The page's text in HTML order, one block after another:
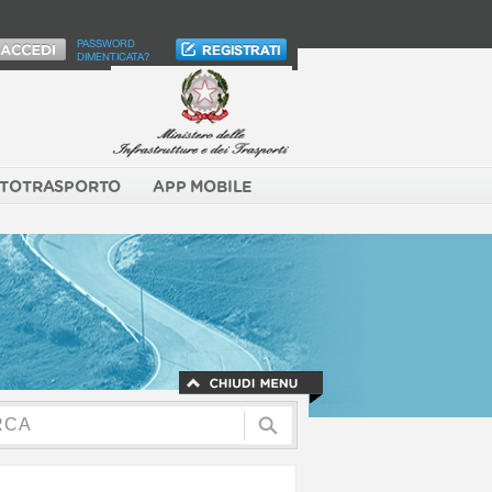
PASSWORD
DIMENTICATA?
APP MOBILE